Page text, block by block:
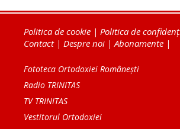
Politica de cookie | Politica de
Contact| Despre noi |Abonamente |
Fototeca Ortodoxiei Românești
Radio TRINITAS
TV TRINITAS
Vestitorul Ortodoxiei